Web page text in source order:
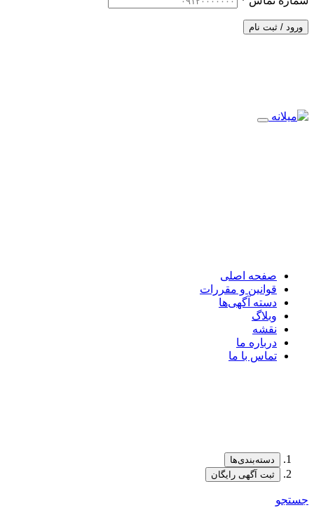
ورود / ثبت نام
صفحه اصلی
قوانین و مقررات
دسته آگهی‌ها
وبلاگ
نقشه
درباره ما
تماس با ما
دسته‌بندی‌ها
ثبت آگهی رایگان
جستجو